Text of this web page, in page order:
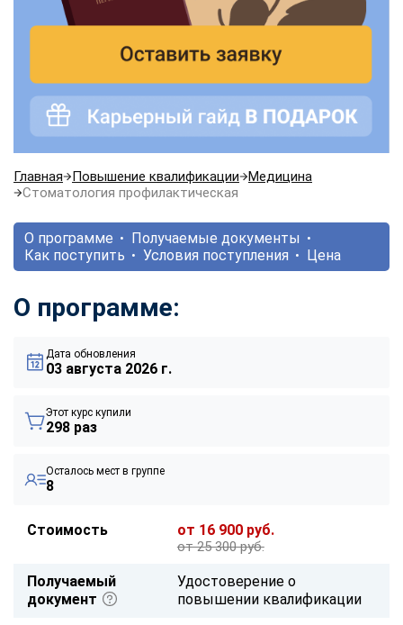
Главная Повышение квалификации
Медицина
Стоматология профилактическая
О программе
Получаемые документы
Как поступить
Условия поступления Цена
О программе:
Дата обновления
03 августа 2026 г.
Этот курс купили
298 раз
Осталось мест в группе
8
Стоимость от 16 900 руб.
от 25 300 руб.
Получаемый
документ
Удостоверение о
повышении квалификации